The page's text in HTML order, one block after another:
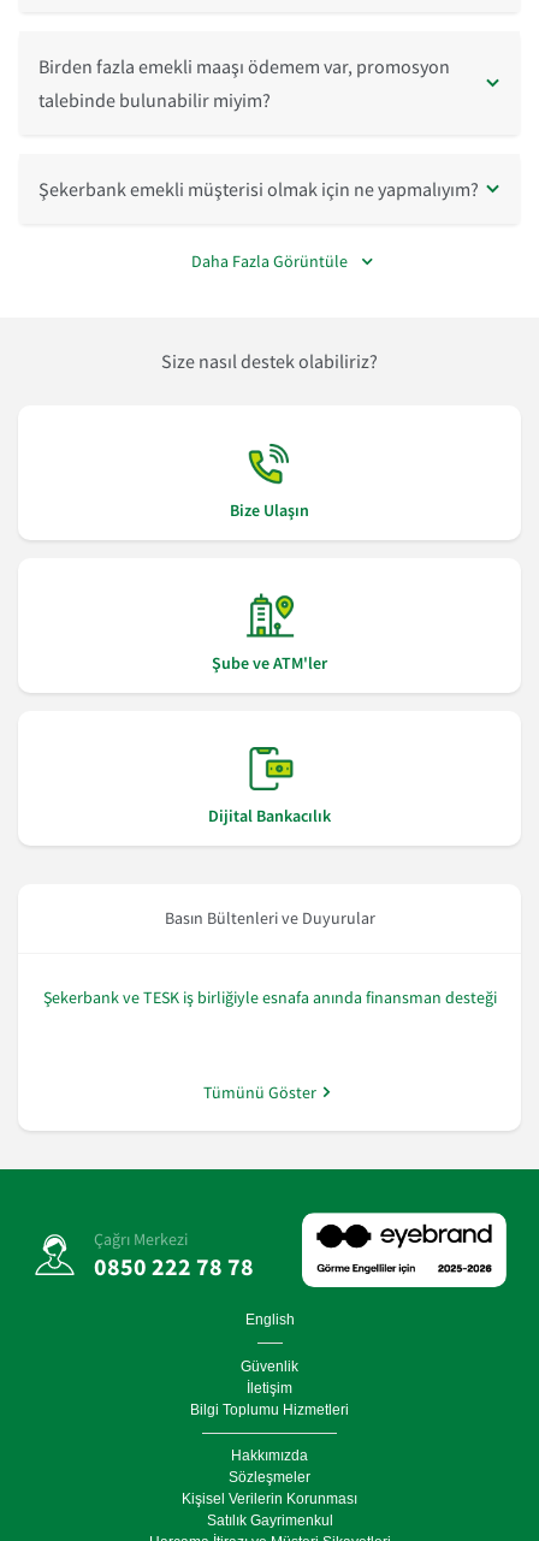
Birden fazla emekli maaşı ödemem var, promosyon
talebinde bulunabilir miyim?
Şekerbank emekli müşterisi olmak için ne yapmalıyım?
Daha Fazla Görüntüle
Size nasıl destek olabiliriz?
Bize Ulaşın
Şube ve ATM'ler
Dijital Bankacılık
Basın Bültenleri ve Duyurular
Şekerbank ve TESK iş birliğiyle esnafa anında finansman desteği
Tümünü Göster
Çağrı Merkezi
0850 222 78 78
English
Güvenlik
İletişim
Bilgi Toplumu Hizmetleri
Hakkımızda
Sözleşmeler
Kişisel Verilerin Korunması
Satılık Gayrimenkul